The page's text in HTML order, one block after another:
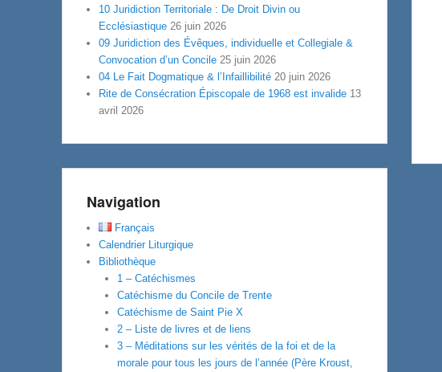
10 Juridiction Territoriale : De Droit Divin ou
Ecclésiastique 26 juin 2026
09 Juridiction des Évêques, individuelle et Collegiale &
Convocation d’un Concile 25 juin 2026
04 Le Fait Dogmatique & l’Infaillibilité 20 juin 2026
Rite de Consécration Épiscopale de 1968 est invalide 13
avril 2026
Navigation
Français
Calendrier Liturgique
Bibliothèque
1 – Catéchismes
Catéchisme du Concile de Trente
Catéchisme de Saint Pie X
2 – Liste de livres et de liens
3 – Méditations sur les vérités de la foi et de la
morale pour tous les jours de l’année (Père Kroust,